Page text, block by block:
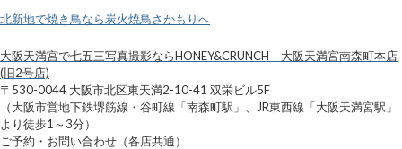
北新地で焼き鳥なら炭火焼鳥さかもりへ
大阪天満宮で七五三写真撮影ならHONEY&CRUNCH 大阪天満宮南森町本店
(旧2号店)
〒530-0044 大阪市北区東天満2-10-41 双栄ビル5F
（大阪市営地下鉄堺筋線・谷町線「南森町駅」、JR東西線「大阪天満宮駅」
より徒歩1～3分）
ご予約・お問い合わせ（各店共通）